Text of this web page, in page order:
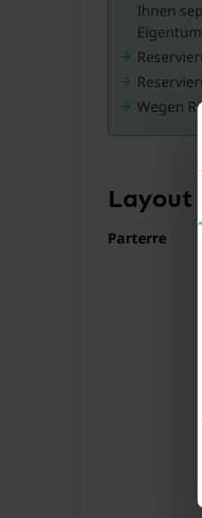
Ihnen
Wegen
Layout
Parterre